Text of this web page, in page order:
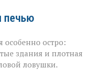
печью
особенно остро:
здания и плотная
ловушки.